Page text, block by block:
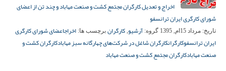
اخراج و تعدیل کارگران مجتمع کشت و صنعت مهاباد و چند تن از اعضای
شورای کارگری ایران ترانسفو
تاریخ: مرداد 15ام, 1395 گروه: آرشیو, کارگران برچسب ها: اخراجاعضای شورای کارگری
ایران ترانسفوکارگرانکارگران شاغل در شرکت‌های چهارگانه سبز مهابادکارگران کشت و
صنعت مهابادکارگران مجتمع کشت و صنعت مهاباد